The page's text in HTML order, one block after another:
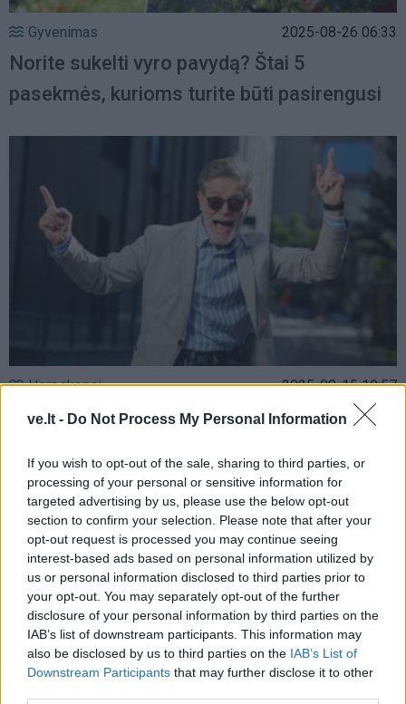
ve.lt - Do Not Process My Personal Information
If you wish to opt-out of the sale, sharing to third parties, or
processing of your personal or sensitive information for
targeted advertising by us, please use the below opt-out
section to confirm your selection. Please note that after your
opt-out request is processed you may continue seeing
interest-based ads based on personal information utilized by
us or personal information disclosed to third parties prior to
your opt-out. You may separately opt-out of the further
disclosure of your personal information by third parties on the
IAB’s list of downstream participants. This information may
also be disclosed by us to third parties on the IAB’s List of
Downstream Participants that may further disclose it to other
Gyvenimas 2025-08-26 06:33
Norite sukelti vyro pavydą? Štai 5
pasekmės, kurioms turite būti pasirengusi
Horoskopai 2025-08-15 10:57
Astrologai pavadino Zodiako ženklus,